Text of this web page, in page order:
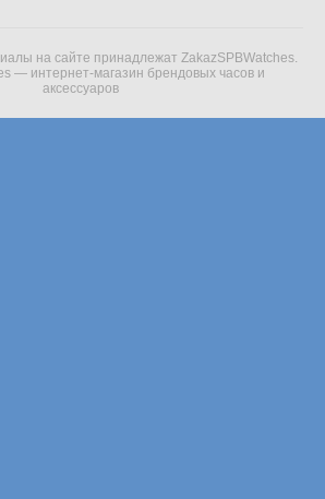
на сайте принадлежат ZakazSPBWatches.
— интернет-магазин брендовых часов и
аксессуаров